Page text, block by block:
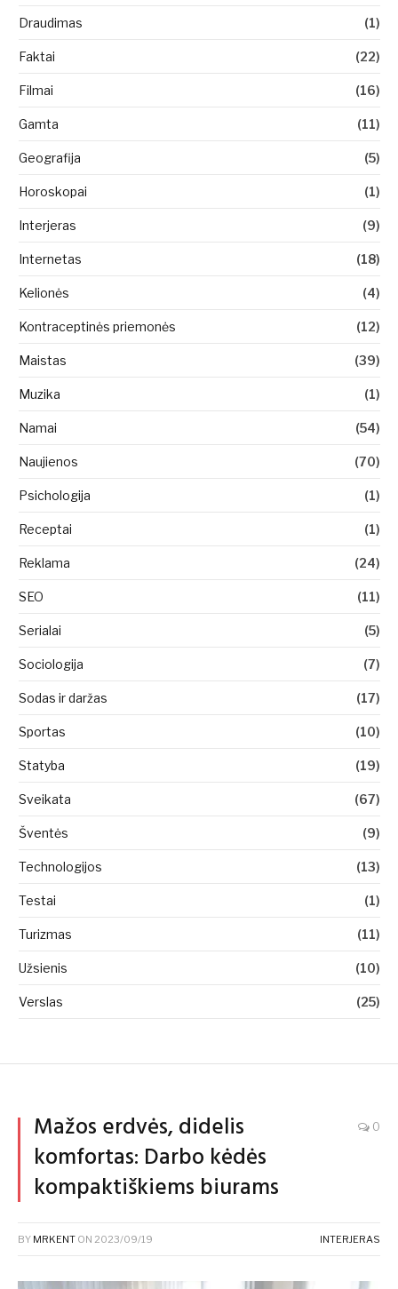
Draudimas (1)
Faktai (22)
Filmai (16)
Gamta (11)
Geografija (5)
Horoskopai (1)
Interjeras (9)
Internetas (18)
Kelionės (4)
Kontraceptinės priemonės (12)
Maistas (39)
Muzika (1)
Namai (54)
Naujienos (70)
Psichologija (1)
Receptai (1)
Reklama (24)
SEO (11)
Serialai (5)
Sociologija (7)
Sodas ir daržas (17)
Sportas (10)
Statyba (19)
Sveikata (67)
Šventės (9)
Technologijos (13)
Testai (1)
Turizmas (11)
Užsienis (10)
Verslas (25)
Mažos erdvės, didelis
komfortas: Darbo kėdės
kompaktiškiems biurams
0
BY MRKENT ON 2023/09/19 INTERJERAS